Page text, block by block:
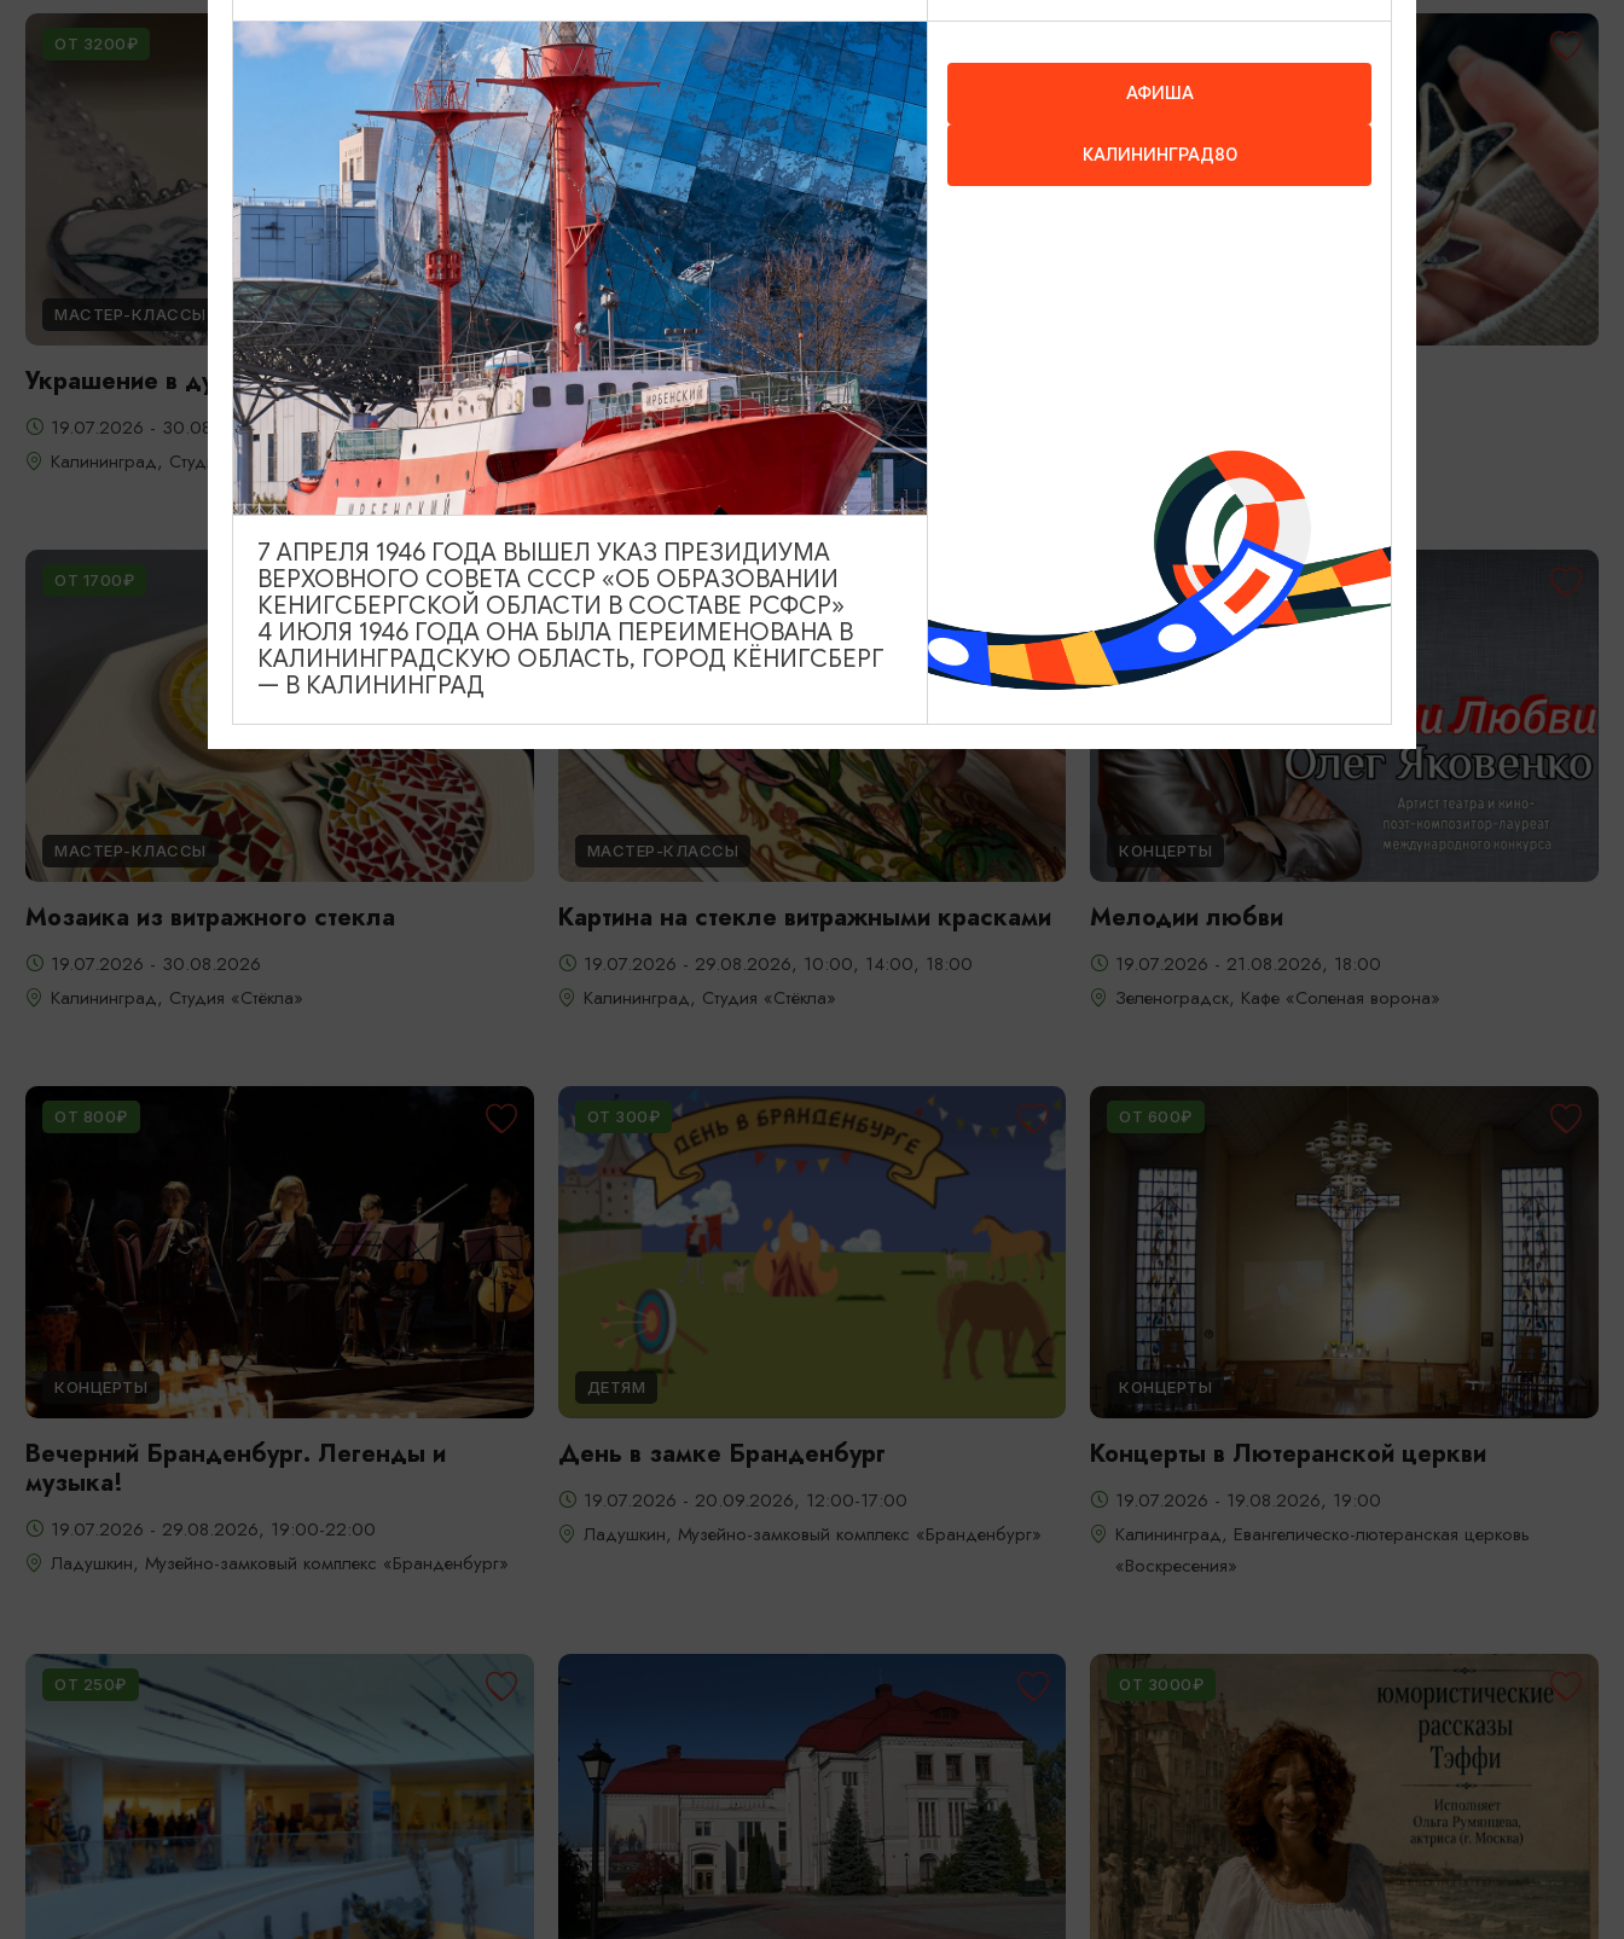
ОТ 3200₽
МАСТЕР-КЛАССЫ
Украшение в духе старого Кенигсберга
19.07.2026 - 30.08.2026
Калининград, Студия «Стёкла»
ОТ 2800₽
МАСТЕР-КЛАССЫ
Мозаика в технике Тренкадис
19.07.2026 - 28.08.2026, 10:00, 18:00
Калининград, Студия «Стёкла»
Калининград, Студия «Стёкла»
ОТ 1700₽
МАСТЕР-КЛАССЫ
Мозаика из витражного стекла
19.07.2026 - 30.08.2026
Калининград, Студия «Стёкла»
ОТ 2200₽
МАСТЕР-КЛАССЫ
Картина на стекле витражными красками
19.07.2026 - 29.08.2026, 10:00, 14:00, 18:00
Калининград, Студия «Стёкла»
ОТ 3000₽
КОНЦЕРТЫ
Мелодии любви
19.07.2026 - 21.08.2026, 18:00
Зеленоградск, Кафе «Соленая ворона»
ОТ 800₽
КОНЦЕРТЫ
Вечерний Бранденбург. Легенды и
музыка!
19.07.2026 - 29.08.2026, 19:00-22:00
Ладушкин, Музейно-замковый комплекс «Бранденбург»
ОТ 300₽
ДЕТЯМ
День в замке Бранденбург
19.07.2026 - 20.09.2026, 12:00-17:00
Ладушкин, Музейно-замковый комплекс «Бранденбург»
ОТ 600₽
КОНЦЕРТЫ
Концерты в Лютеранской церкви
19.07.2026 - 19.08.2026, 19:00
Калининград, Евангелическо-лютеранская церковь
«Воскресения»
ОТ 250₽ ОТ 3000₽
АФИША
КАЛИНИНГРАД80
7 АПРЕЛЯ 1946 ГОДА ВЫШЕЛ УКАЗ ПРЕЗИДИУМА
ВЕРХОВНОГО СОВЕТА СССР «ОБ ОБРАЗОВАНИИ
КЕНИГСБЕРГСКОЙ ОБЛАСТИ В СОСТАВЕ РСФСР»
4 ИЮЛЯ 1946 ГОДА ОНА БЫЛА ПЕРЕИМЕНОВАНА В
КАЛИНИНГРАДСКУЮ ОБЛАСТЬ, ГОРОД КЁНИГСБЕРГ
— В КАЛИНИНГРАД